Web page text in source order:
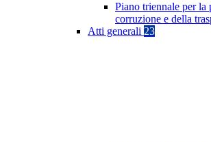
Piano triennale per la
corruzione e della
Atti generali 23